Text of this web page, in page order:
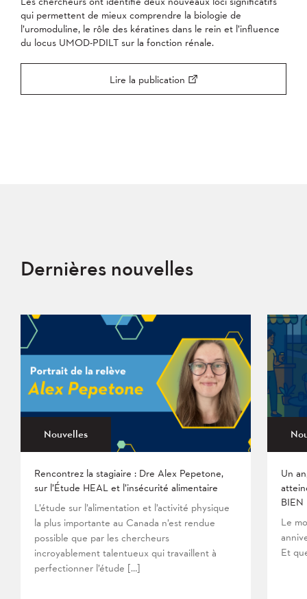
qui permettent de mieux comprendre la biologie de
l’uromoduline, le rôle des kératines dans le rein et l’influence
du locus UMOD-PDILT sur la fonction rénale.
Lire la publication
Dernières nouvelles
Nouvelles
Rencontrez la stagiaire : Dre Alex Pepetone,
sur l’Étude HEAL et l’insécurité alimentaire
L’étude sur l’alimentation et l’activité physique
la plus importante au Canada n’est rendue
possible que par les chercheurs
incroyablement talentueux qui travaillent à
perfectionner l’étude […]
Un
BIEN
Le
Et